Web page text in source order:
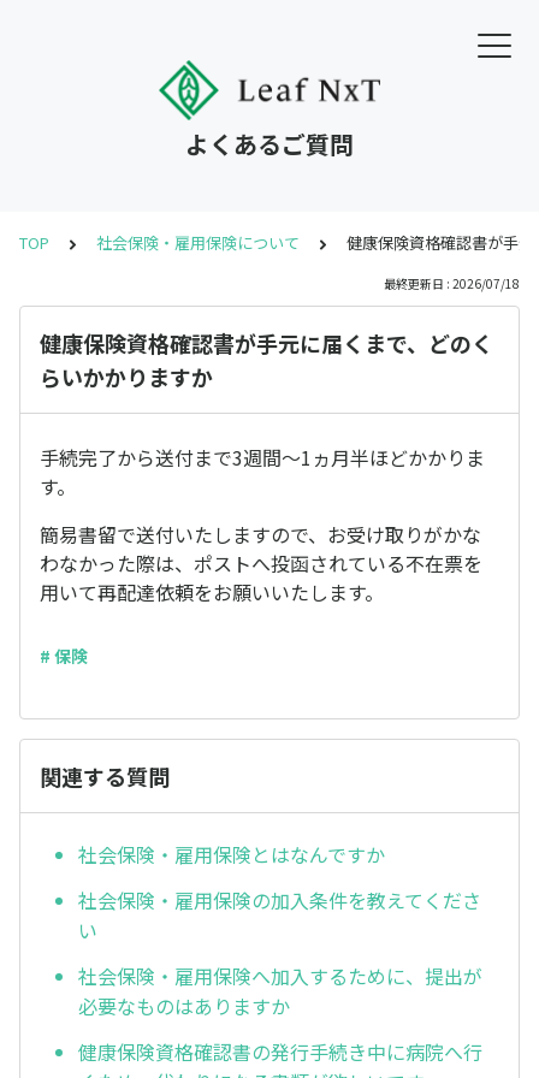
よくあるご質問
TOP 社会保険・雇用保険について 健康保険資格確認書が手
最終更新日 : 2026/07/18
健康保険資格確認書が手元に届くまで、どのく
らいかかりますか
手続完了から送付まで3週間～1ヵ月半ほどかかりま
す。
簡易書留で送付いたしますので、お受け取りがかな
わなかった際は、ポストへ投函されている不在票を
用いて再配達依頼をお願いいたします。
# 保険
関連する質問
社会保険・雇用保険とはなんですか
社会保険・雇用保険の加入条件を教えてくださ
い
社会保険・雇用保険へ加入するために、提出が
必要なものはありますか
健康保険資格確認書の発行手続き中に病院へ行